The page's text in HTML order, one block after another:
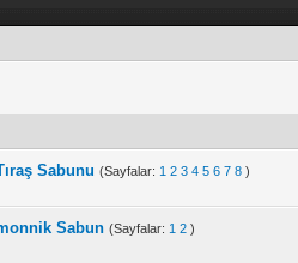
Sabunu (Sayfalar: 1 2 3 4 5 6 7 8 )
Sabun (Sayfalar: 1 2 )